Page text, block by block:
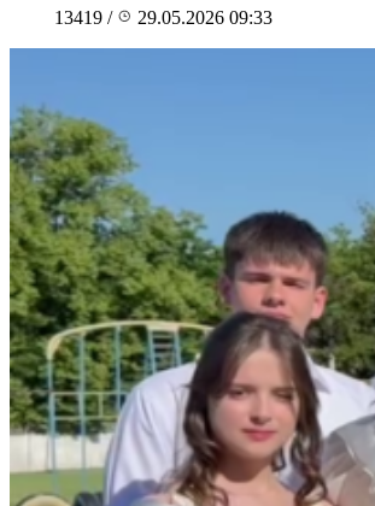
13419 / 29.05.2026 09:33